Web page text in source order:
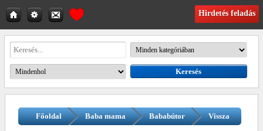
Hirdetés feladás
Főoldal Baba mama Bababútor Vissza